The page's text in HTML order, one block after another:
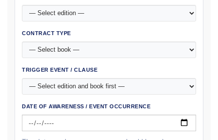
CONTRACT TYPE
TRIGGER EVENT / CLAUSE
DATE OF AWARENESS / EVENT OCCURRENCE